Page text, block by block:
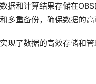
据和计算结果存储在
多重备份，确保数据的高
现了数据的高效存储和